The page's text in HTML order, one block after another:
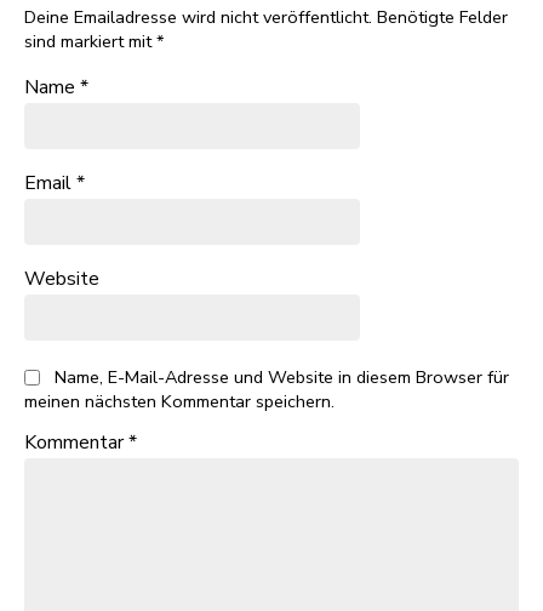
Deine Emailadresse wird nicht veröffentlicht. Benötigte Felder
sind markiert mit*
Name *
Email*
Website
Name, E-Mail-Adresse und Website in diesem Browser für
meinen nächsten Kommentar speichern.
Kommentar*